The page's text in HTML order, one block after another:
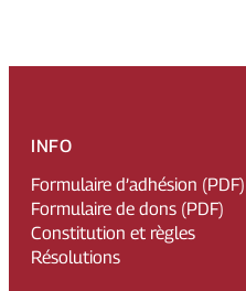
INFO
Formulaire d’adhésion (PDF)
Formulaire de dons (PDF)
Constitution et règles
Résolutions